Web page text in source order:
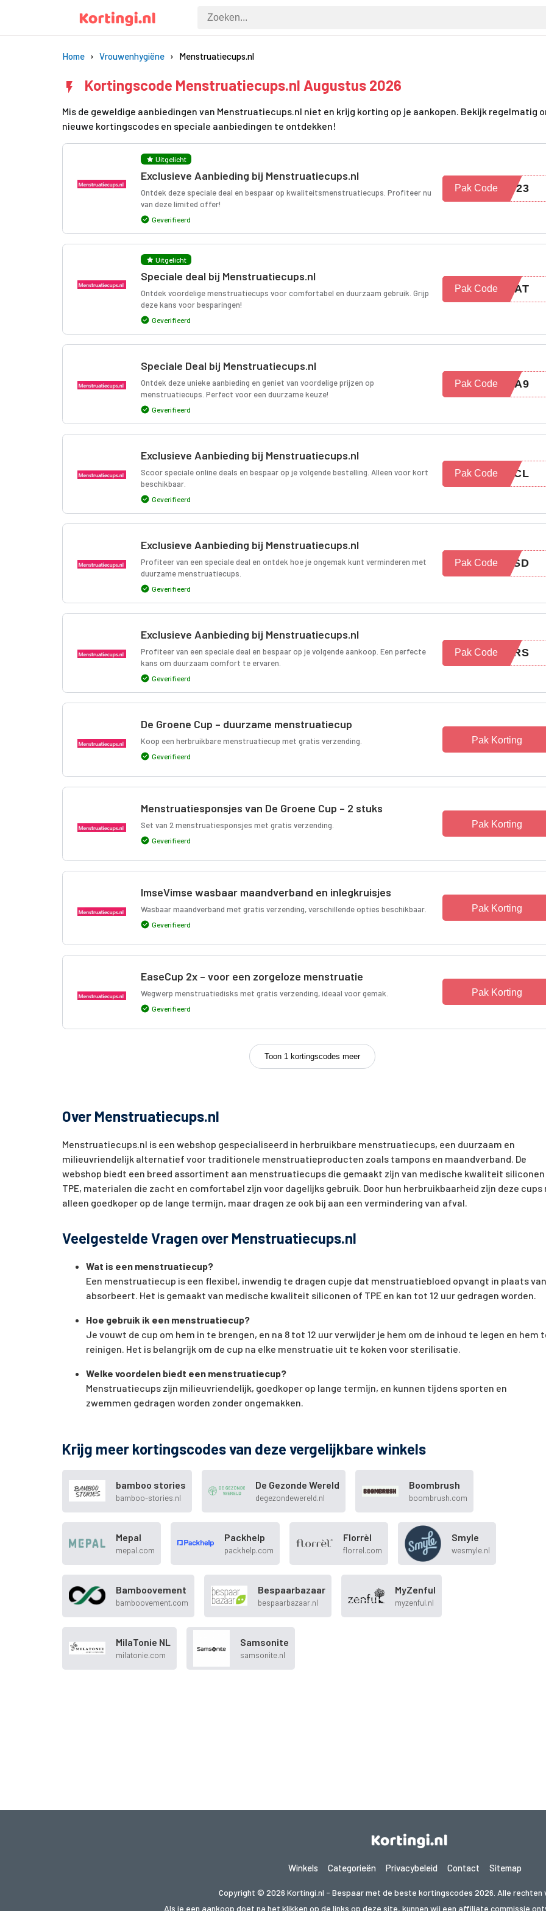
Home Vrouwenhygiëne Menstruatiecups.nl
Kortingscode Menstruatiecups.nl Augustus 2026
Mis de geweldige aanbiedingen van Menstruatiecups.nl niet en krijg korting op je aankopen. Bekijk regelmatig
nieuwe kortingscodes en speciale aanbiedingen te ontdekken!
Uitgelicht
Exclusieve Aanbieding bij Menstruatiecups.nl
Ontdek deze speciale deal en bespaar op kwaliteitsmenstruatiecups. Profiteer nu
van deze limited offer!
Geverifieerd
2023
Pak Code
Uitgelicht
Speciale deal bij Menstruatiecups.nl
Ontdek voordelige menstruatiecups voor comfortabel en duurzaam gebruik. Grijp
deze kans voor besparingen!
Geverifieerd
DEAT
Pak Code
Speciale Deal bij Menstruatiecups.nl
Ontdek deze unieke aanbieding en geniet van voordelige prijzen op
menstruatiecups. Perfect voor een duurzame keuze!
Geverifieerd
C6A9
Pak Code
Exclusieve Aanbieding bij Menstruatiecups.nl
Scoor speciale online deals en bespaar op je volgende bestelling. Alleen voor kort
beschikbaar.
Geverifieerd
EXCL
Pak Code
Exclusieve Aanbieding bij Menstruatiecups.nl
Profiteer van een speciale deal en ontdek hoe je ongemak kunt verminderen met
duurzame menstruatiecups.
Geverifieerd
RESD
Pak Code
Exclusieve Aanbieding bij Menstruatiecups.nl
Profiteer van een speciale deal en bespaar op je volgende aankoop. Een perfecte
kans om duurzaam comfort te ervaren.
Geverifieerd
FERS
Pak Code
De Groene Cup – duurzame menstruatiecup
Koop een herbruikbare menstruatiecup met gratis verzending.
Geverifieerd
Pak Korting
Menstruatiesponsjes van De Groene Cup – 2 stuks
Set van 2 menstruatiesponsjes met gratis verzending.
Geverifieerd
Pak Korting
ImseVimse wasbaar maandverband en inlegkruisjes
Wasbaar maandverband met gratis verzending, verschillende opties beschikbaar.
Geverifieerd
Pak Korting
EaseCup 2x – voor een zorgeloze menstruatie
Wegwerp menstruatiedisks met gratis verzending, ideaal voor gemak.
Geverifieerd
Pak Korting
Toon 1 kortingscodes meer
Over Menstruatiecups.nl
Menstruatiecups.nl is een webshop gespecialiseerd in herbruikbare menstruatiecups, een duurzaam en
milieuvriendelijk alternatief voor traditionele menstruatieproducten zoals tampons en maandverband. De
webshop biedt een breed assortiment aan menstruatiecups die gemaakt zijn van medische kwaliteit
TPE, materialen die zacht en comfortabel zijn voor dagelijks gebruik. Door hun herbruikbaarheid zijn deze cups
alleen goedkoper op de lange termijn, maar dragen ze ook bij aan een vermindering van afval.
Veelgestelde Vragen over Menstruatiecups.nl
Wat is een menstruatiecup?
Een menstruatiecup is een flexibel, inwendig te dragen cupje dat menstruatiebloed opvangt in plaats van
absorbeert. Het is gemaakt van medische kwaliteit siliconen of TPE en kan tot 12 uur gedragen worden.
Hoe gebruik ik een menstruatiecup?
Je vouwt de cup om hem in te brengen, en na 8 tot 12 uur verwijder je hem om de inhoud te legen en hem
reinigen. Het is belangrijk om de cup na elke menstruatie uit te koken voor sterilisatie.
Welke voordelen biedt een menstruatiecup?
Menstruatiecups zijn milieuvriendelijk, goedkoper op lange termijn, en kunnen tijdens sporten en
zwemmen gedragen worden zonder ongemakken.
Krijg meer kortingscodes van deze vergelijkbare winkels
bamboo stories
bamboo-stories.nl
De Gezonde Wereld
degezondewereld.nl
Boombrush
boombrush.com
Mepal
mepal.com
Packhelp
packhelp.com
Florrèl
florrel.com
Smyle
wesmyle.nl
Bamboovement
bamboovement.com
Bespaarbazaar
bespaarbazaar.nl
MyZenful
myzenful.nl
MilaTonie NL
milatonie.com
Samsonite
samsonite.nl
Winkels Categorieën Privacybeleid Contact Sitemap
Copyright © 2026 Kortingi.nl - Bespaar met de beste kortingscodes 2026. Alle rechten
Als je een aankoop doet na het klikken op de links op deze site, kunnen wij een affiliate commissie